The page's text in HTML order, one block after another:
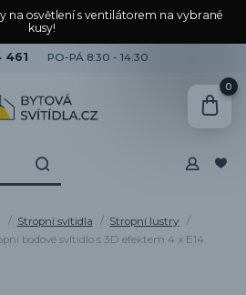
na osvětlení s ventilátorem na vybrané
kusy!
461 PO-PÁ 8:30 - 14:30
0
Stropní svítidla
Stropní lustry
bodové svítidlo s 3D efektem 4 x E14